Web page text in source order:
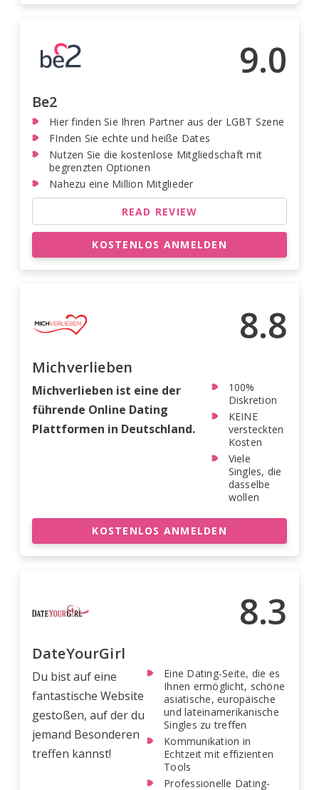
9.0
Be2
Hier finden Sie Ihren Partner aus der LGBT Szene
FInden Sie echte und heiße Dates
Nutzen Sie die kostenlose Mitgliedschaft mit
begrenzten Optionen
Nahezu eine Million Mitglieder
READ REVIEW
KOSTENLOS ANMELDEN
8.8
Michverlieben
Michverlieben ist eine der
führende Online Dating
Plattformen in Deutschland.
100%
Diskretion
KEINE
versteckten
Kosten
Viele
Singles, die
dasselbe
wollen
KOSTENLOS ANMELDEN
8.3
DateYourGirl
Du bist auf eine
fantastische Website
gestoßen, auf der du
jemand Besonderen
treffen kannst!
Eine Dating-Seite, die es
Ihnen ermöglicht, schöne
asiatische, europäische
und lateinamerikanische
Singles zu treffen
Kommunikation in
Echtzeit mit effizienten
Tools
Professionelle Dating-